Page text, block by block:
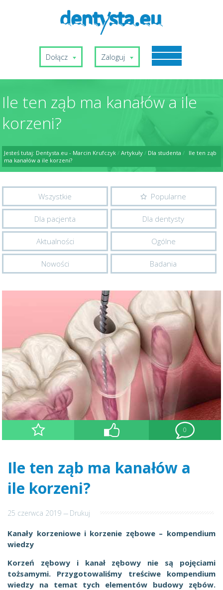
Dołącz Zaloguj
Ile ten ząb ma kanałów a ile
korzeni?
Jesteś tutaj: Dentysta.eu - Marcin Krufczyk / Artykuły / Dla studenta /
Ile ten ząb
ma kanałów a ile korzeni?
Wszystkie Popularne
Dla pacjenta Dla dentysty
Aktualności Ogólne
Nowości Badania
0
Ile ten ząb ma kanałów a
ile korzeni?
25 czerwca 2019--- Drukuj
Kanały korzeniowe i korzenie zębowe – kompendium
wiedzy
Korzeń zębowy i kanał zębowy nie są pojęciami
tożsamymi. Przygotowaliśmy treściwe kompendium
wiedzy na temat tych elementów budowy zębów.